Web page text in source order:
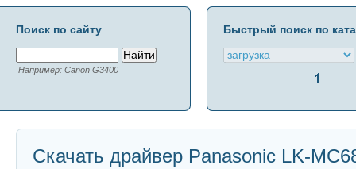
Поиск по сайту
Например: Canon G3400
Быстрый поиск по
Скачать драйвер Panasonic LK-